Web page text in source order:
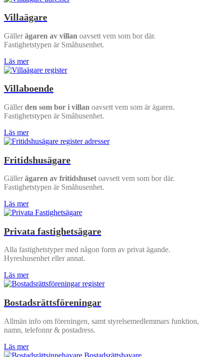
Villaägare
Gällerägaren av villan oavsett vem som bor där.
Fastighetstypen är Småhusenhet.
Läs mer
Villaboende
Gällerden som bor i villan oavsett vem som är ägaren.
Fastighetstypen är Småhusenhet.
Läs mer
Fritidshusägare
Gällerägaren av fritidshuset oavsett vem som bor där.
Fastighetstypen är Småhusenhet.
Läs mer
Privata fastighetsägare
Alla fastighetstyper med någon form av privat ägande.
Hyreshusenhet eller annat.
Läs mer
Bostadsrättsföreningar
Allmän info om föreningen, samt styrelsemedlemmars funktion,
namn, telefonnr & postadress.
Läs mer